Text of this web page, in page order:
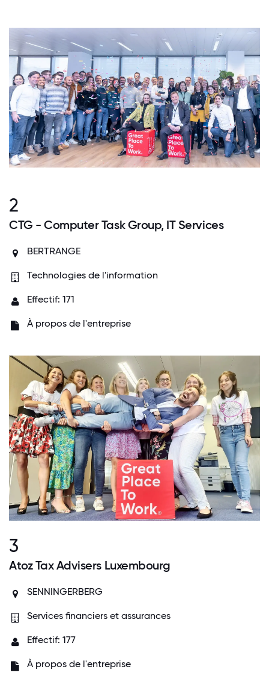
2
CTG - Computer Task Group, IT Services
BERTRANGE
Technologies de l'information
Effectif: 171
À propos de l'entreprise
3
Atoz Tax Advisers Luxembourg
SENNINGERBERG
Services financiers et assurances
Effectif: 177
À propos de l'entreprise